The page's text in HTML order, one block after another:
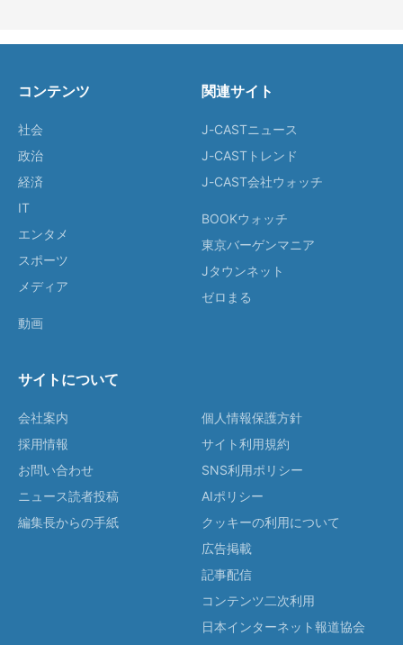
コンテンツ
社会
政治
経済
IT
エンタメ
スポーツ
メディア
動画
関連サイト
J-CASTニュース
J-CASTトレンド
J-CAST会社ウォッチ
BOOKウォッチ
東京バーゲンマニア
Jタウンネット
ゼロまる
サイトについて
会社案内
採用情報
お問い合わせ
ニュース読者投稿
編集長からの手紙
個人情報保護方針
サイト利用規約
SNS利用ポリシー
AIポリシー
クッキーの利用について
広告掲載
記事配信
コンテンツ二次利用
日本インターネット報道協会